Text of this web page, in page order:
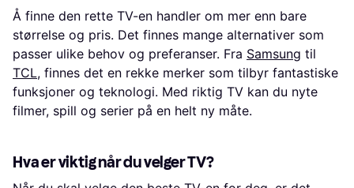
Å finne den rette TV-en handler om mer enn bare
størrelse og pris. Det finnes mange alternativer som
passer ulike behov og preferanser. Fra Samsung til
TCL, finnes det en rekke merker som tilbyr fantastiske
funksjoner og teknologi. Med riktig TV kan du nyte
filmer, spill og serier på en helt ny måte.
Hva er viktig når du velger TV?